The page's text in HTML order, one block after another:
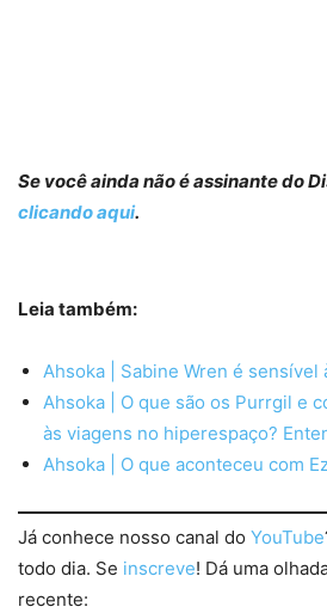
Se você ainda não é assinante do
clicando aqui.
Leia também:
Ahsoka | Sabine Wren é sensível
Ahsoka | O que são os Purrgil e
às viagens no hiperespaço?
Ahsoka | O que aconteceu com
Já conhece nosso canal do YouTube
todo dia. Se inscreve! Dá uma
recente: